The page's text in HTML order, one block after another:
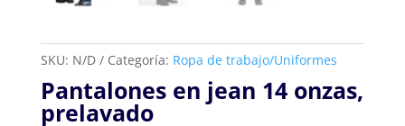
SKU: N/D Categoría: Ropa de trabajo/Uniformes
Pantalones en jean 14 onzas,
prelavado